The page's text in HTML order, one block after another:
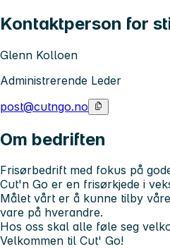
Kontaktperson for
Glenn Kolloen
Administrerende Leder
post@cutngo.no
Om bedriften
Frisørbedrift med fokus på
Cut'n Go er en frisørkjede i
Målet vårt er å kunne tilby
vare på hverandre.
Hos oss skal alle føle seg
Velkommen til Cut' Go!